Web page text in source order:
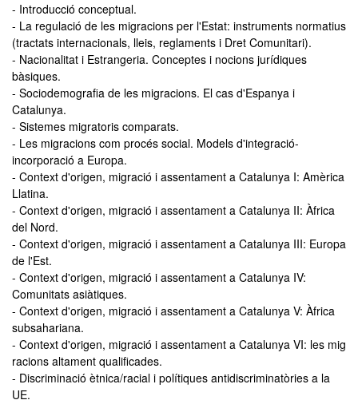
- Introducció conceptual.
- La regulació de les migracions per l'Estat: instruments normatius
(tractats internacionals, lleis, reglaments i Dret Comunitari).
- Nacionalitat i Estrangeria. Conceptes i nocions jurídiques
bàsiques.
- Sociodemografia de les migracions. El cas d'Espanya i
Catalunya.
- Sistemes migratoris comparats.
- Les migracions com procés social. Models d'integració-
incorporació a Europa.
- Context d'origen, migració i assentament a Catalunya I: Amèrica
Llatina.
- Context d'origen, migració i assentament a Catalunya II: Àfrica
del Nord.
- Context d'origen, migració i assentament a Catalunya III: Europa
de l'Est.
- Context d'origen, migració i assentament a Catalunya IV:
Comunitats asiàtiques.
- Context d'origen, migració i assentament a Catalunya V: Àfrica
subsahariana.
- Context d'origen, migració i assentament a Catalunya VI: les mig
racions altament qualificades.
- Discriminació ètnica/racial i polítiques antidiscriminatòries a la
UE.